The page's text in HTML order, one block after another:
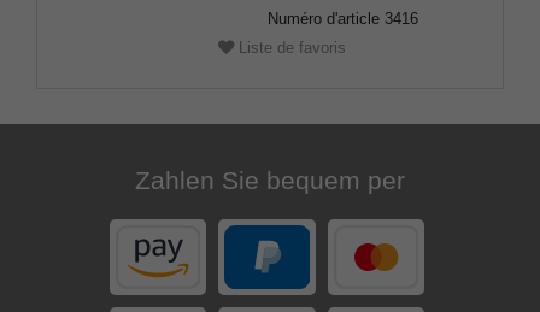
Numéro d'article 3416
Liste de favoris
Zahlen Sie bequem per